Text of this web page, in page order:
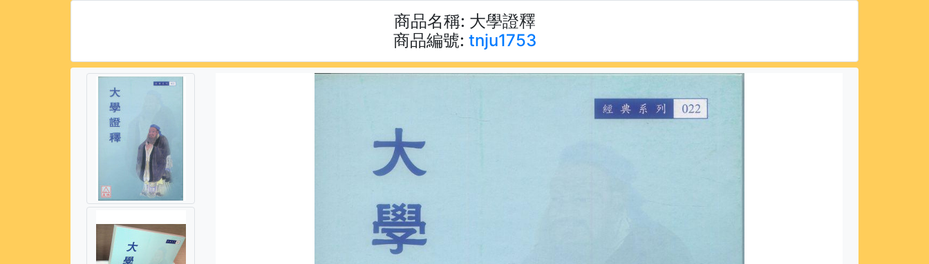
商品名稱: 大學證釋
商品編號: tnju1753